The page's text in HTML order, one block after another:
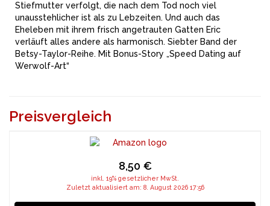
Stiefmutter verfolgt, die nach dem Tod noch viel
unausstehlicher ist als zu Lebzeiten. Und auch das
Eheleben mit ihrem frisch angetrauten Gatten Eric
verläuft alles andere als harmonisch. Siebter Band der
Betsy-Taylor-Reihe. Mit Bonus-Story „Speed Dating auf
Werwolf-Art“
Preisvergleich
8,50 €
inkl. 19% gesetzlicher MwSt.
Zuletzt aktualisiert am: 8. August 2026 17:56